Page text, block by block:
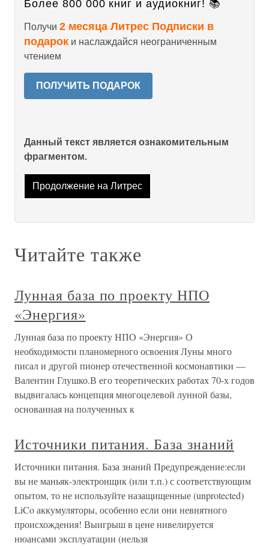
Более 800 000 книг и аудиокниг! 📚
Получи 2 месяца Литрес Подписки в
подарок и наслаждайся неограниченным
чтением
ПОЛУЧИТЬ ПОДАРОК
Данный текст является ознакомительным
фрагментом.
Продолжение на Литрес
Читайте также
Лунная база по проекту НПО
«Энергия»
Лунная база по проекту НПО «Энергия» О
необходимости планомерного освоения Луны много
писал и другой пионер отечественной космонавтики —
Валентин Глушко.В его теоретических работах 70-х годов
выдвигалась концепция многоцелевой лунной базы,
основанная на полученных к
Источники питания. База знаний
Источники питания. База знаний Предупреждение:если
вы не маньяк-электронщик (или т.п.) с соответствующим
опытом, то не используйте назащищенные (unprotected)
LiCo аккумуляторы, особенно если они невнятного
происхождения! Выигрыш в цене нивелируется
нюансами эксплуатации (нельзя